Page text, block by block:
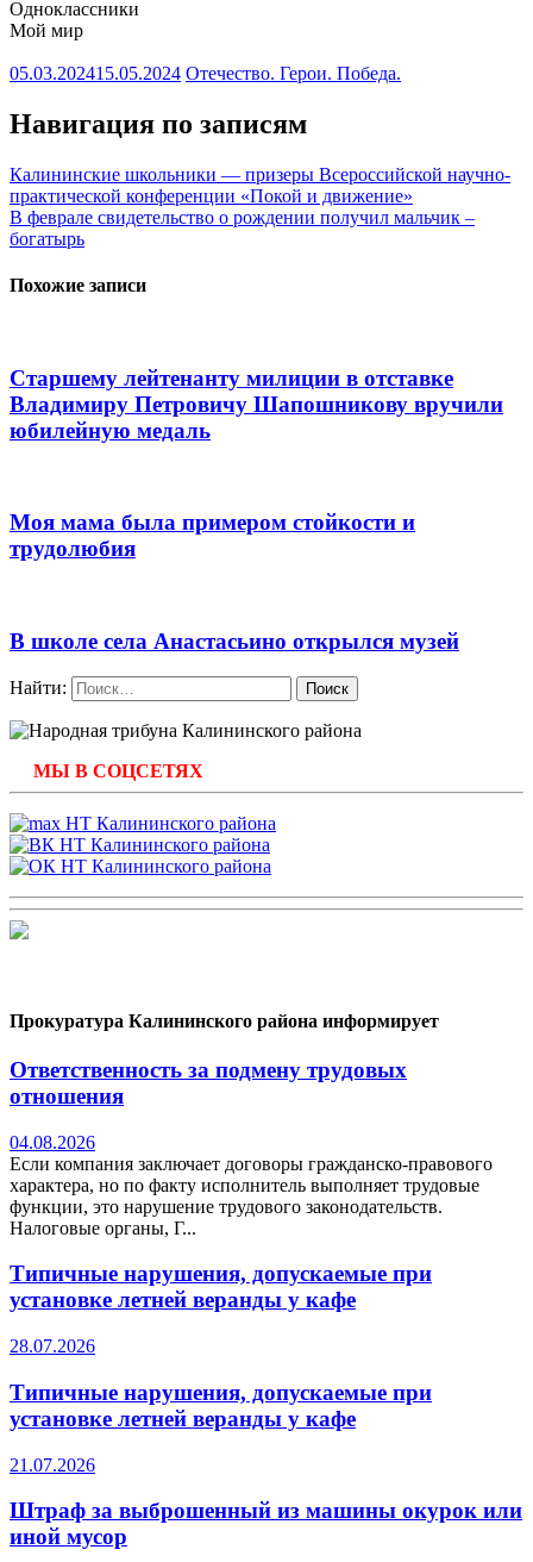
Одноклассники
Мой мир
05.03.202415.05.2024 Отечество. Герои. Победа.
Навигация по записям
Калининские школьники — призеры Всероссийской научно-
практической конференции «Покой и движение»
В феврале свидетельство о рождении получил мальчик –
богатырь
Похожие записи
Старшему лейтенанту милиции в отставке
Владимиру Петровичу Шапошникову вручили
юбилейную медаль
Моя мама была примером стойкости и
трудолюбия
В школе села Анастасьино открылся музей
Найти:
МЫ В СОЦСЕТЯХ
Прокуратура Калининского района информирует
Ответственность за подмену трудовых
отношения
04.08.2026
Если компания заключает договоры гражданско-правового
характера, но по факту исполнитель выполняет трудовые
функции, это нарушение трудового законодательств.
Налоговые органы, Г...
Типичные нарушения, допускаемые при
установке летней веранды у кафе
28.07.2026
Типичные нарушения, допускаемые при
установке летней веранды у кафе
21.07.2026
Штраф за выброшенный из машины окурок или
иной мусор